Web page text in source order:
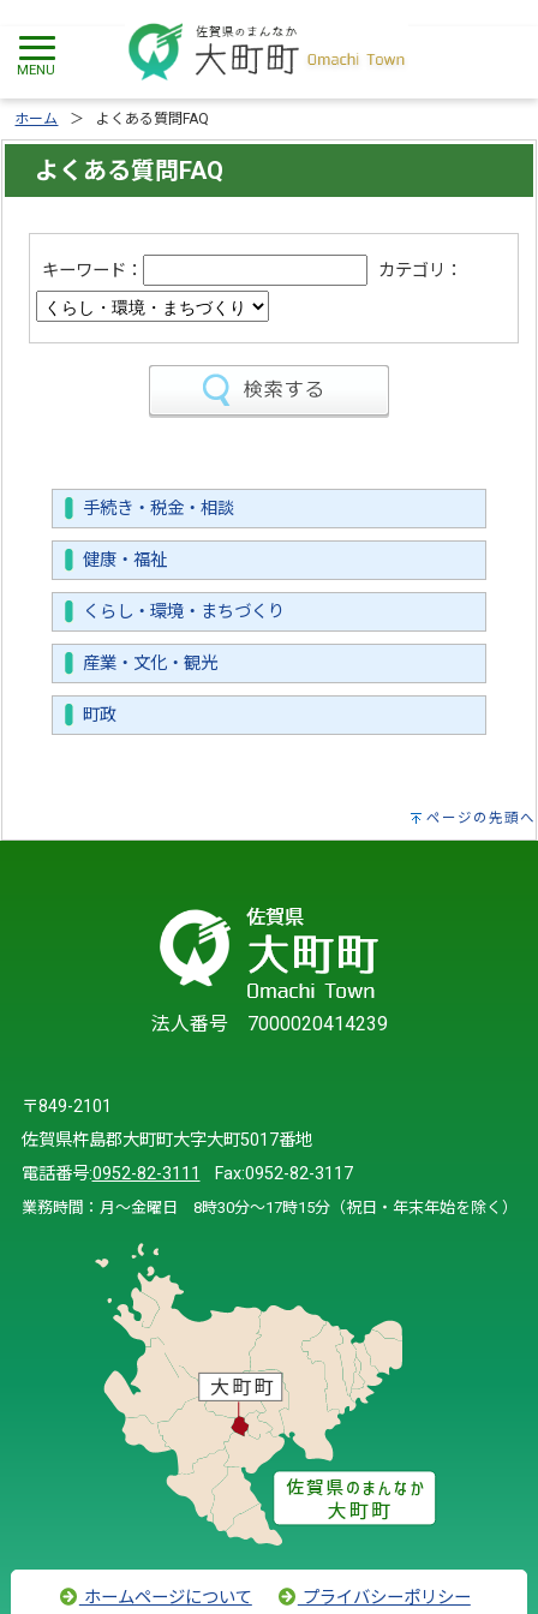
ホーム よくある質問FAQ
よくある質問FAQ
キーワード： カテゴリ：
手続き・税金・相談
健康・福祉
くらし・環境・まちづくり
産業・文化・観光
町政
ページの先頭へ
法人番号 7000020414239
〒849-2101
佐賀県杵島郡大町町大字大町5017番地
電話番号:0952-82-3111 Fax:0952-82-3117
業務時間：月～金曜日 8時30分～17時15分（祝日・年末年始を除く）
ホームページについて プライバシーポリシー